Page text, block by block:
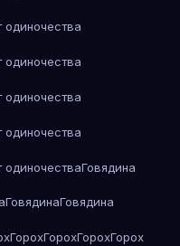
Говядина
ГовядинаГовядина
ГорохГорохГорохГорох